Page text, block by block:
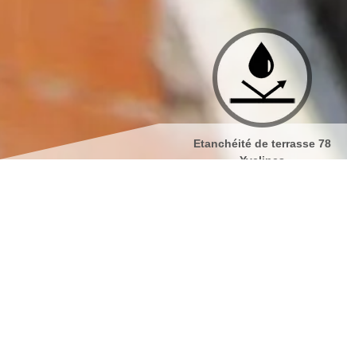
Etanchéité de terrasse 78
Yvelines
Isolation de toiture